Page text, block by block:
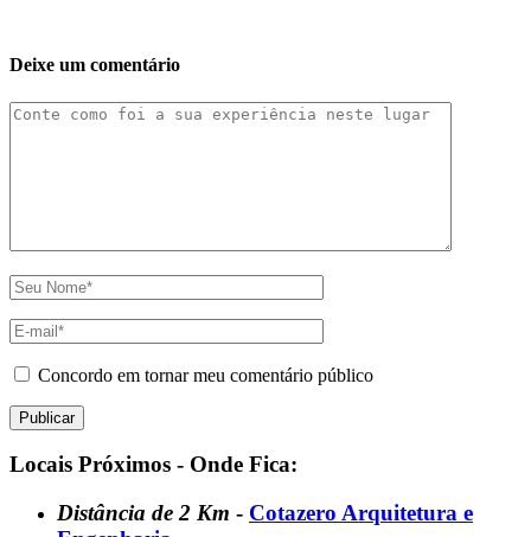
Deixe um comentário
Concordo em tornar meu comentário público
Locais Próximos - Onde Fica:
Distância de 2 Km - Cotazero Arquitetura e